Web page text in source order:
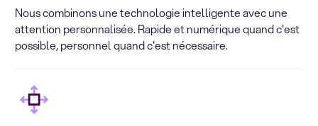
Nous combinons une technologie intelligente avec une
attention personnalisée. Rapide et numérique quand c'est
possible, personnel quand c'est nécessaire.